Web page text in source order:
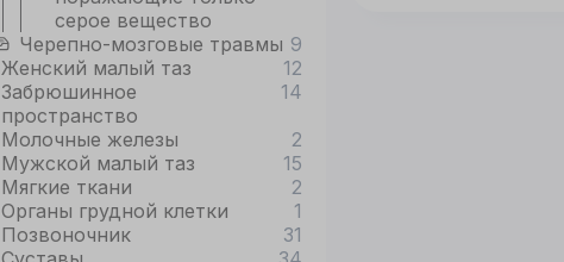
серое вещество
Черепно-мозговые травмы 9
Женский малый таз
12
Забрюшинное
пространство
14
Молочные железы
2
Мужской малый таз
15
Мягкие ткани
2
Органы грудной клетки
1
Позвоночник
31